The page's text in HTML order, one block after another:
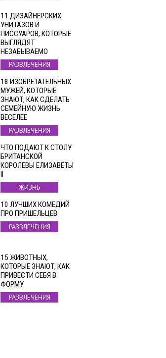
11 ДИЗАЙНЕРСКИХ
УНИТАЗОВ И
ПИССУАРОВ, КОТОРЫЕ
ВЫГЛЯДЯТ
НЕЗАБЫВАЕМО
РАЗВЛЕЧЕНИЯ
18 ИЗОБРЕТАТЕЛЬНЫХ
МУЖЕЙ, КОТОРЫЕ
ЗНАЮТ, КАК СДЕЛАТЬ
СЕМЕЙНУЮ ЖИЗНЬ
ВЕСЕЛЕЕ
РАЗВЛЕЧЕНИЯ
ЧТО ПОДАЮТ К СТОЛУ
БРИТАНСКОЙ
КОРОЛЕВЫ ЕЛИЗАВЕТЫ
II
ЖИЗНЬ
10 ЛУЧШИХ КОМЕДИЙ
ПРО ПРИШЕЛЬЦЕВ
РАЗВЛЕЧЕНИЯ
15 ЖИВОТНЫХ,
КОТОРЫЕ ЗНАЮТ, КАК
ПРИВЕСТИ СЕБЯ В
ФОРМУ
РАЗВЛЕЧЕНИЯ